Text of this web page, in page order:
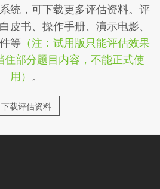
统，可下载更多评估资料。评
皮书、操作手册、演示电影、
等 （注：试用版只能评估效果
住部分题目内容，不能正式使
用） 。
下载评估资料